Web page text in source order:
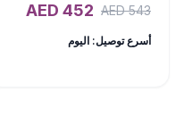
543
AED
452
أسرع توصيل: اليوم